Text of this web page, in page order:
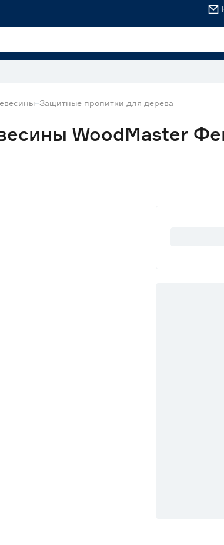
Защитные пропитки для дерева
WoodMaster